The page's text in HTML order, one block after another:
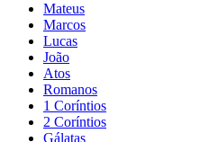
Mateus
Marcos
Lucas
João
Atos
Romanos
1 Coríntios
2 Coríntios
Gálatas